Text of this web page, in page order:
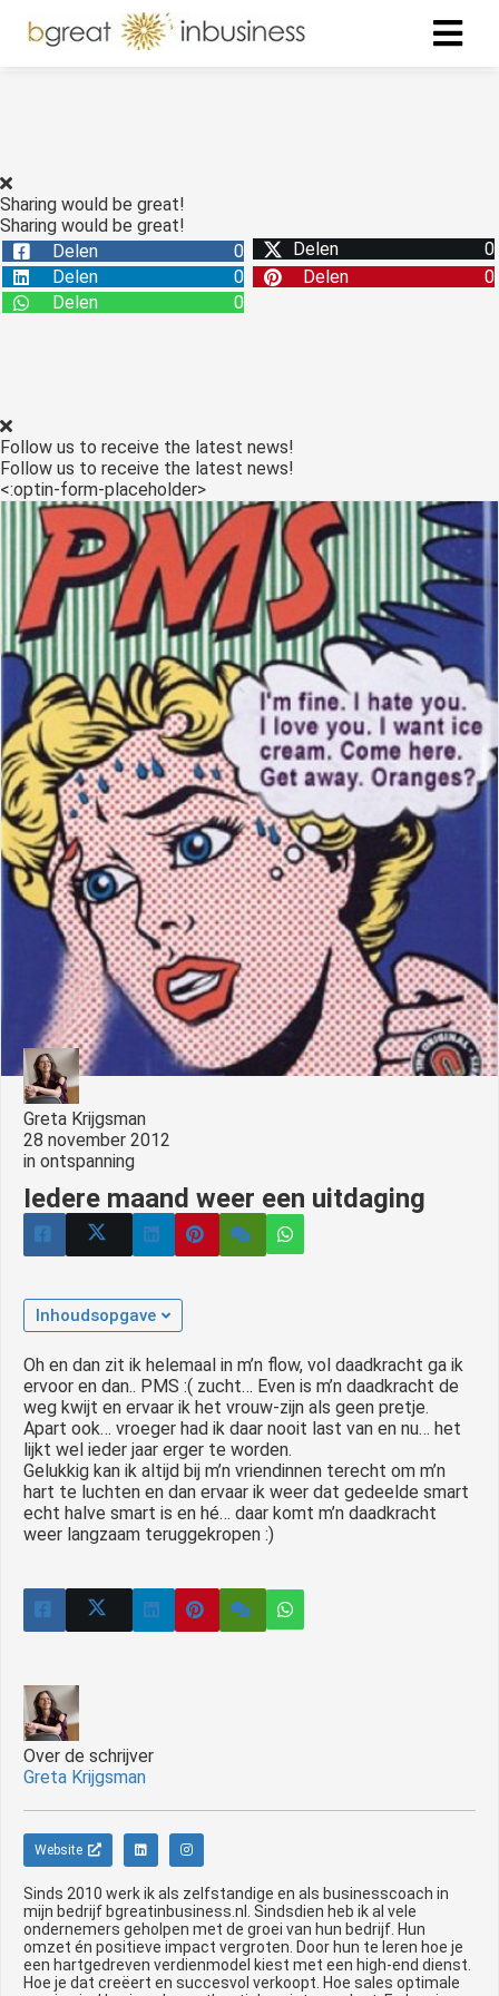
Sharing would be great!
Sharing would be great!
Delen
0 Delen
0
Delen
0 Delen
0
Delen
0
Follow us to receive the latest news!
Follow us to receive the latest news!
<:optin-form-placeholder>
Greta Krijgsman
28 november 2012
in ontspanning
Iedere maand weer een uitdaging
Inhoudsopgave
Oh en dan zit ik helemaal in m’n flow, vol daadkracht ga ik
ervoor en dan.. PMS :( zucht… Even is m’n daadkracht de
weg kwijt en ervaar ik het vrouw-zijn als geen pretje.
Apart ook… vroeger had ik daar nooit last van en nu… het
lijkt wel ieder jaar erger te worden.
Gelukkig kan ik altijd bij m’n vriendinnen terecht om m’n
hart te luchten en dan ervaar ik weer dat gedeelde smart
echt halve smart is en hé… daar komt m’n daadkracht
weer langzaam teruggekropen :)
Over de schrijver
Greta Krijgsman
Website
Sinds 2010 werk ik als zelfstandige en als businesscoach in
mijn bedrijf bgreatinbusiness.nl. Sindsdien heb ik al vele
ondernemers geholpen met de groei van hun bedrijf. Hun
omzet én positieve impact vergroten. Door hun te leren hoe je
een hartgedreven verdienmodel kiest met een high-end dienst.
Hoe je dat creëert en succesvol verkoopt. Hoe sales optimale